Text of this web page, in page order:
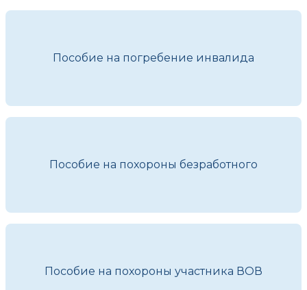
Пособие на погребение инвалида
Пособие на похороны безработного
Пособие на похороны участника ВОВ